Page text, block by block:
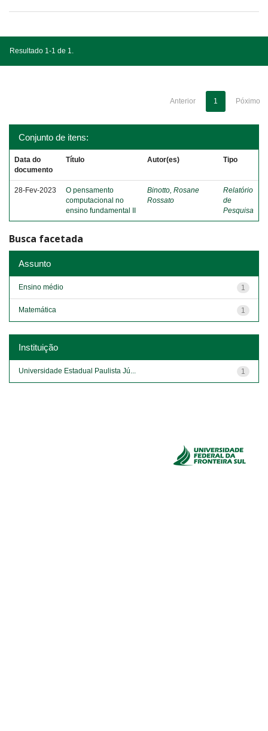
Resultado 1-1 de 1.
Anterior 1 Póximo
Conjunto de itens:
Data do
documento
Título Autor(es) Tipo
28-Fev-2023
O pensamento
computacional no
ensino fundamental II
Binotto, Rosane
Rossato
Relatório
de
Pesquisa
Busca facetada
Assunto
1
Ensino médio
1
Matemática
Instituição
1
Universidade Estadual Paulista Jú...